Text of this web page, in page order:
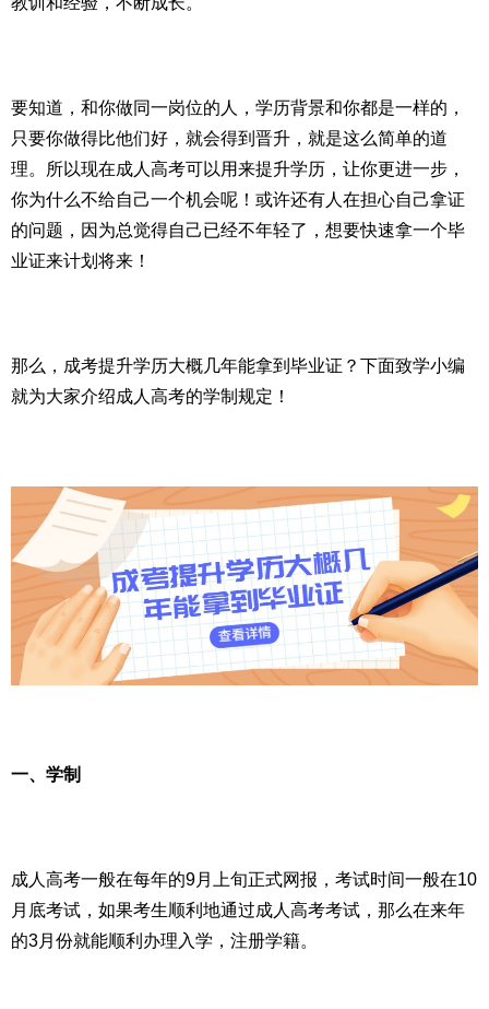
要知道，和你做同一岗位的人，学历背景和你都是一样的，
只要你做得比他们好，就会得到晋升，就是这么简单的道
理。所以现在成人高考可以用来提升学历，让你更进一步，
你为什么不给自己一个机会呢！或许还有人在担心自己拿证
的问题，因为总觉得自己已经不年轻了，想要快速拿一个毕
业证来计划将来！
那么，成考提升学历大概几年能拿到毕业证？下面致学小编
就为大家介绍成人高考的学制规定！
一、学制
成人高考一般在每年的9月上旬正式网报，考试时间一般在10
月底考试，如果考生顺利地通过成人高考考试，那么在来年
的3月份就能顺利办理入学，注册学籍。